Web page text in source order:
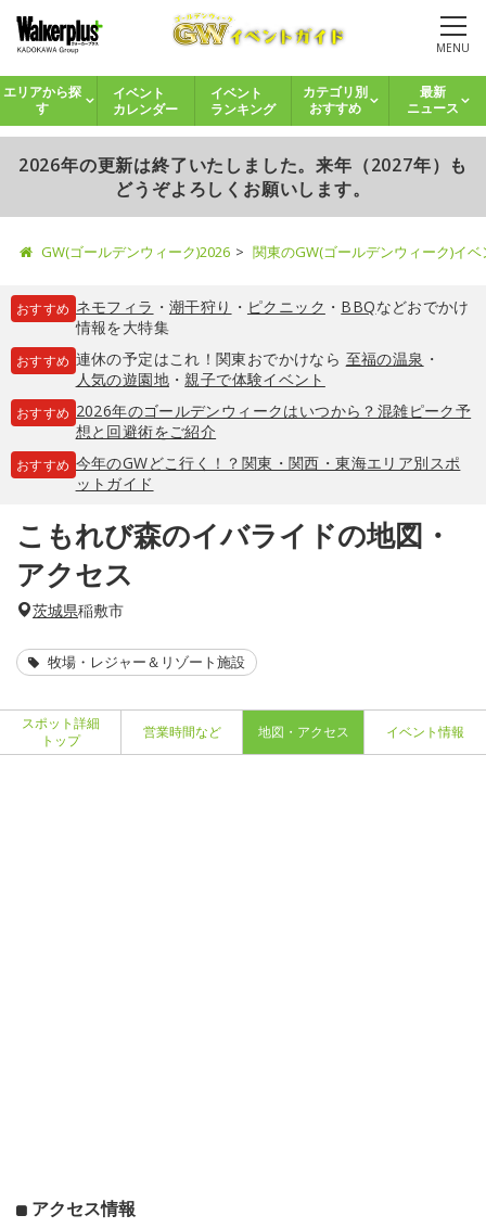
MENU
エリアから探
す
イベント
カレンダー
イベント
ランキング
カテゴリ別
おすすめ
最新
ニュース
2026年の更新は終了いたしました。来年（2027年）も
どうぞよろしくお願いします。
GW(ゴールデンウィーク)2026 関東のGW(ゴールデンウィーク)イ
おすすめ ネモフィラ ・ 潮干狩り ・ ピクニック ・ BBQなどおでかけ
情報を大特集
おすすめ 連休の予定はこれ！関東おでかけなら 至福の温泉 ・
人気の遊園地・親子で体験イベント
おすすめ 2026年のゴールデンウィークはいつから？混雑ピーク予
想と回避術をご紹介
おすすめ 今年のGWどこ行く！？関東・関西・東海エリア別スポ
ットガイド
こもれび森のイバライドの地図・
アクセス
茨城県稲敷市
牧場・レジャー＆リゾート施設
スポット詳細
トップ
営業時間など 地図・アクセス イベント情報
アクセス情報